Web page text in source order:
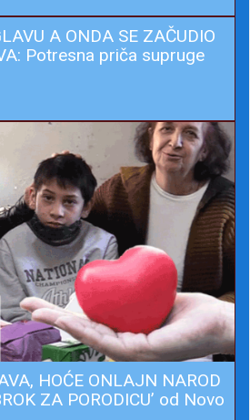
IZ POKSA ZA GLAS
Samo KRALJ može d
Investitor doveo do o
venca (VIDEO)...
A ONDA SE ZAČUDIO
Potresna priča supruge